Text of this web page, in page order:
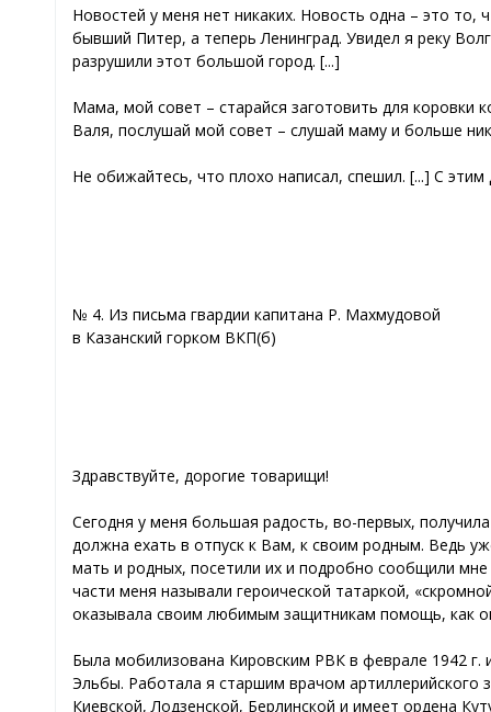
Новостей у меня нет никаких. Новость одна – это то,
бывший Питер, а теперь Ленинград. Увидел я реку
разрушили этот большой город. [...]
Мама, мой совет – старайся заготовить для коровки
Валя, послушай мой совет – слушай маму и больше
Не обижайтесь, что плохо написал, спешил. [...] С
№ 4. Из письма гвардии капитана Р. Махмудовой
в Казанский горком ВКП(б)
Здравствуйте, дорогие товарищи!
Сегодня у меня большая радость, во-первых,
должна ехать в отпуск к Вам, к своим родным. Ведь
мать и родных, посетили их и подробно сообщили
части меня называли героической татаркой,
оказывала своим любимым защитникам помощь, как
Была мобилизована Кировским РВК в феврале 1942 г.
Эльбы. Работала я старшим врачом артиллерийского
Киевской, Лодзенской, Берлинской и имеет ордена